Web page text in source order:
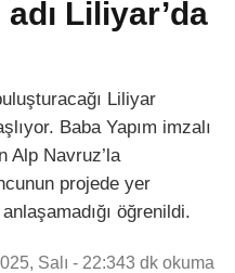
Liliyar’da
Liliyar
Baba Yapım imzalı
Alp Navruz’la
projede yer
öğrenildi.
Salı - 22:343 dk okuma